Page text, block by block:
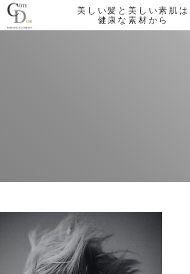
美しい髪と美しい素肌は
健康な素材から